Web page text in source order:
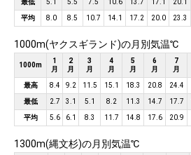
最低 5.1 5.5 7.5 10.6 13.7 17.1 20.1
平均 8.0 8.5 10.7 14.1 17.2 20.0 23.3
1000m(ヤクスギランド)の月別気温℃
1000m
1
月
2
月
3
月
4
月
5
月
6
月
7
月
最高 8.4 9.2 11.5 15.1 18.3 20.8 24.4
最低 2.7 3.1 5.1 8.2 11.3 14.7 17.7
平均 5.6 6.1 8.3 11.7 14.8 17.6 20.9
1300m(縄文杉)の月別気温℃